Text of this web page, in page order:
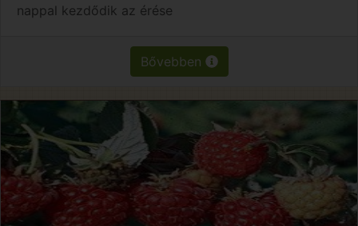
nappal kezdődik az érése
Bővebben